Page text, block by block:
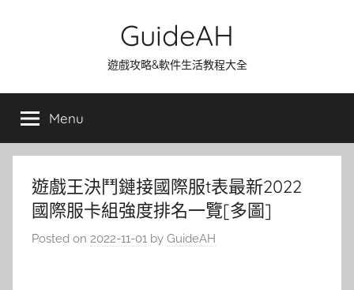
GuideAH
遊戲攻略&軟件生活教程大全
Menu
遊戲王決鬥鏈接國際服t表最新2022
國際服卡組強度排名一覽[多圖]
Posted on 2022-11-01 by GuideAH